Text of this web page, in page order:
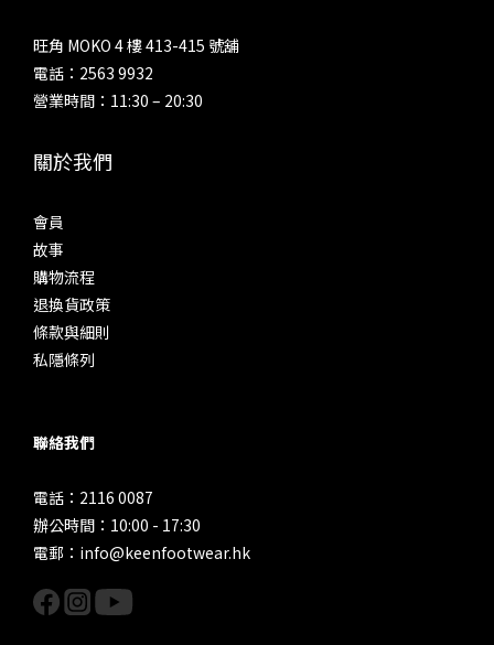
旺角 MOKO 4 樓 413-415 號舖
電話：2563 9932
營業時間：11:30 – 20:30
關於我們
會員
故事
購物流程
退換貨政策
條款與細則
私隱條列
聯絡我們
電話：2116 0087
辦公時間：10:00 - 17:30
電郵：info@keenfootwear.hk